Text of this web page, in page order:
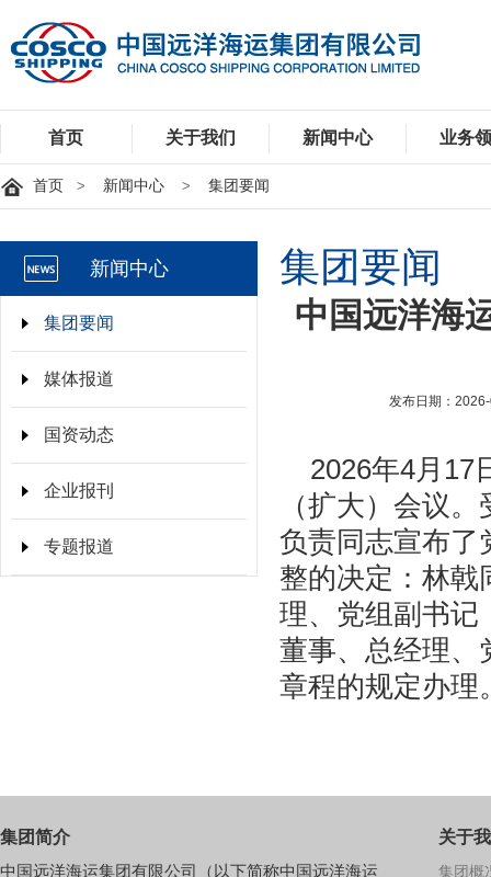
首页 > 新闻中心 > 集团要闻
新闻中心
集团要闻
媒体报道
国资动态
企业报刊
专题报道
集团要闻
中国远洋海
发布日期：
2026年4月17
（扩大）会议
负责同志宣布了
整的决定：林戟
理、党组副书记
董事、总经理、
章程的规定办理